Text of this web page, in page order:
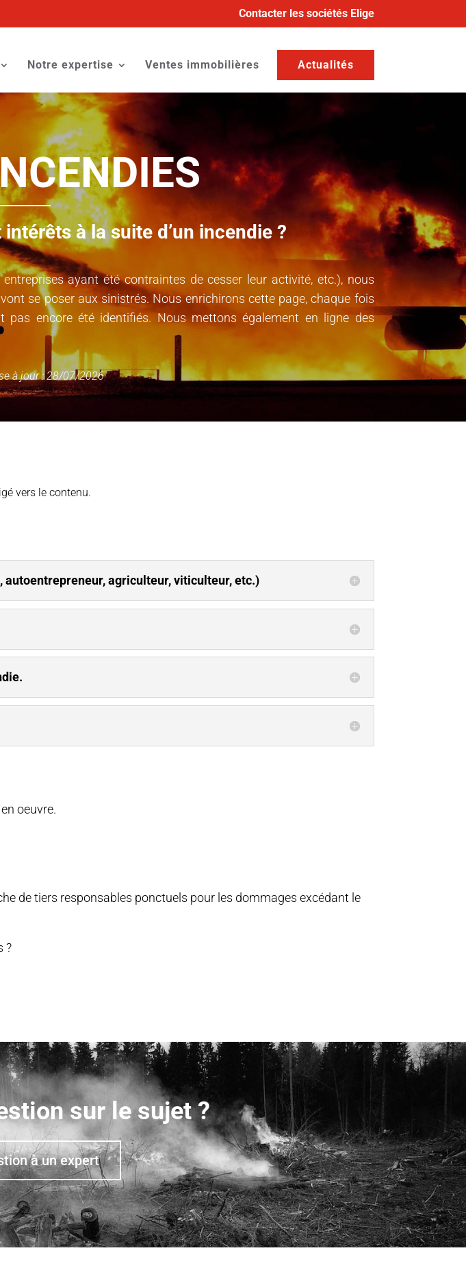
Contacter les sociétés Elige
Notre expertise Ventes immobilières Actualités
à la suite d’un incendie ?
ayant été contraintes de cesser leur activité, etc.), nous
se poser aux sinistrés. Nous enrichirons cette page, chaque fois
pas encore été identifiés. Nous mettons également en ligne des
à jour : 28/07/2026
vers le contenu.
agriculteur, viticulteur, etc.)
oeuvre.
de tiers responsables ponctuels pour les dommages excédant le
?
sur le sujet ?
à un expert